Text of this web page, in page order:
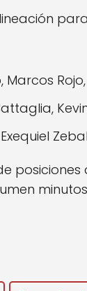
Marcos
posiciones